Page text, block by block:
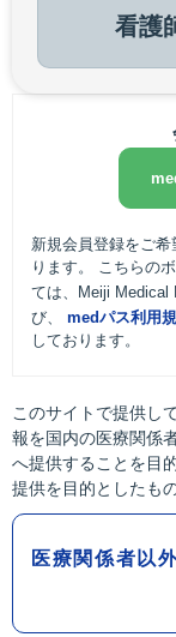
看護
新規会員登録をご
ります。 こちらの
ては、Meiji Medical
び、 medパス利用
しております。
このサイトで提供し
報を国内の医療関係
へ提供することを目
提供を目的としたも
医療関係者以